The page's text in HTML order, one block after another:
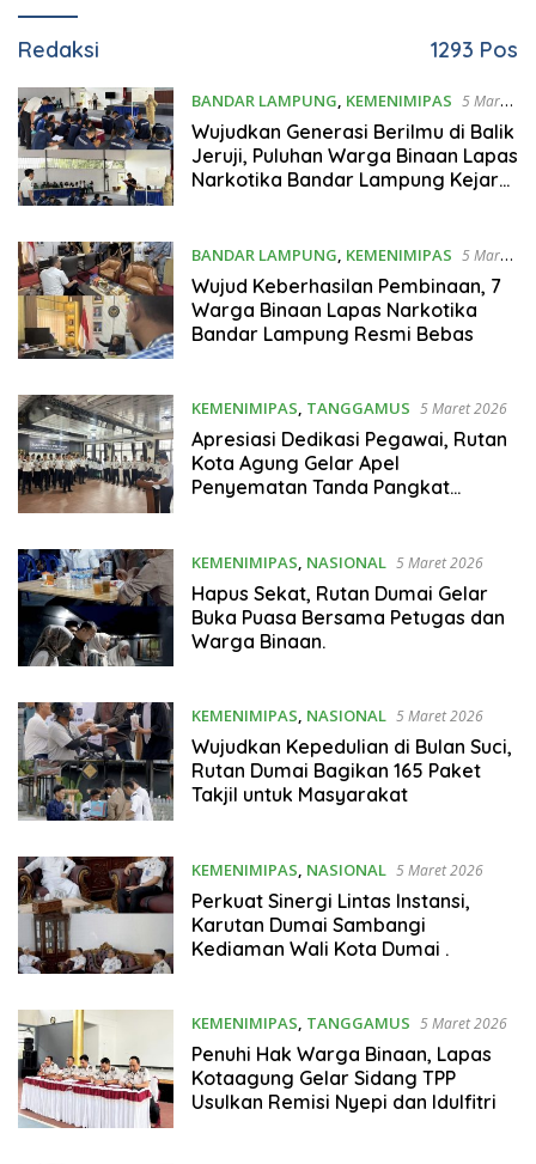
Redaksi 1293 Pos
BANDAR LAMPUNG, KEMENIMIPAS 5 Maret
2026
Wujudkan Generasi Berilmu di Balik
Jeruji, Puluhan Warga Binaan Lapas
Narkotika Bandar Lampung Kejar
BANDAR LAMPUNG, KEMENIMIPAS 5 Maret
2026
Wujud Keberhasilan Pembinaan, 7
Warga Binaan Lapas Narkotika
Bandar Lampung Resmi Bebas
KEMENIMIPAS, TANGGAMUS 5 Maret 2026
Apresiasi Dedikasi Pegawai, Rutan
Kota Agung Gelar Apel
Penyematan Tanda Pangkat
KEMENIMIPAS, NASIONAL 5 Maret 2026
Hapus Sekat, Rutan Dumai Gelar
Buka Puasa Bersama Petugas dan
Warga Binaan.
KEMENIMIPAS, NASIONAL 5 Maret 2026
Wujudkan Kepedulian di Bulan Suci,
Rutan Dumai Bagikan 165 Paket
Takjil untuk Masyarakat
KEMENIMIPAS NASIONAL 5 Maret 2026
Perkuat Sinergi Lintas Instansi,
Karutan Dumai Sambangi
Kediaman Wali Kota Dumai .
KEMENIMIPAS, TANGGAMUS 5 Maret 2026
Penuhi Hak Warga Binaan, Lapas
Kotaagung Gelar Sidang TPP
Usulkan Remisi Nyepi dan Idulfitri